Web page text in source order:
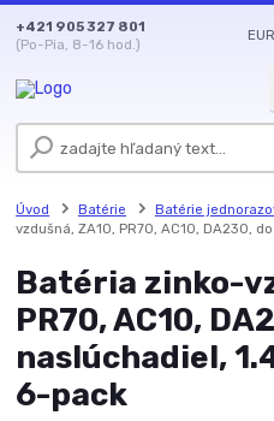
EUR
+421 905 327 801
(Po-Pia, 8-16 hod.)
Úvod Batérie Batérie
vzdušná, ZA10, PR70, AC10, DA230,
Batéria zinko-
PR70, AC10,
naslúchadiel,
6-pack